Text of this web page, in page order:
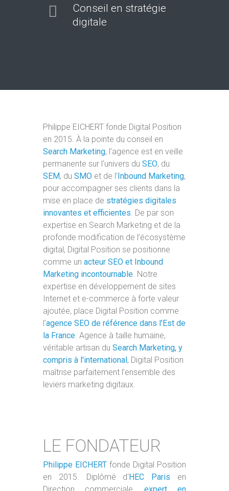
Conseil en stratégie
digitale
Philippe EICHERT fonde Digital Position
en 2015. À la pointe du conseil en
Search Marketing, l’agence est en veille
permanente sur l'univers du SEO, du
SEM, du SMO et de l'Inbound Marketing,
pour accompagner ses clients dans la
mise en place de stratégies digitales
innovantes et efficientes. De par son
expertise en Search Marketing et de la
profonde modification de l’écosystème
digital, Digital Position se positionne
comme un acteur SEO et Inbound
Marketing incontournable. Notre
expertise en développement de sites
Internet et e-commerce à forte valeur
ajoutée, place Digital Position comme
l'agence SEO de référence dans l'Est de
la France. Agence à taille humaine,
véritable artisan du Search Marketing, y
compris à l'international, Digital Position
maîtrise parfaitement l’ensemble des
leviers marketing digitaux.
LE FONDATEUR
Philippe EICHERT fonde Digital Position
en 2015. Diplômé d'HEC Paris en